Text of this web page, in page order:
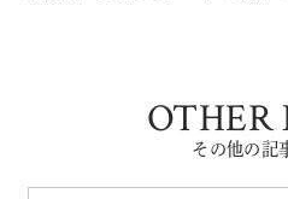
OTHER
その他の記